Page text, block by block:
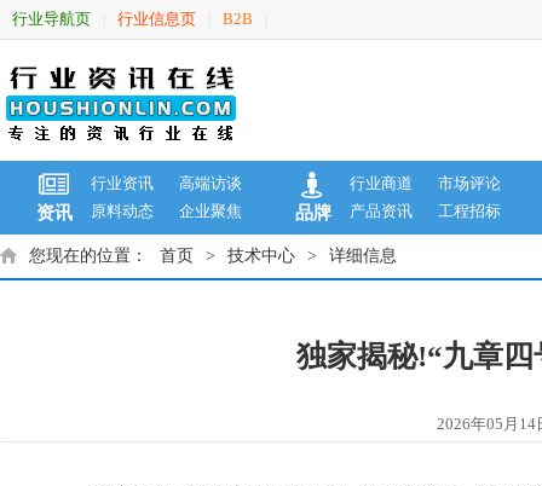
行业导航页 行业信息页 B2B
资讯
行业资讯
高端访谈
原料动态
企业聚焦 品牌
行业商道
市场评论
产品资讯
工程招标
您现在的位置： 首页 > 技术中心 > 详细信息
独家揭秘!“九章
2026年05月